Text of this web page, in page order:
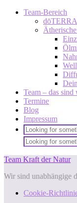
Team-Bereich
dōTERRA
Team – das sind
Termine
Blog
Impressum
Team Kraft der Natur
Wir sind unabhängige
Cookie-